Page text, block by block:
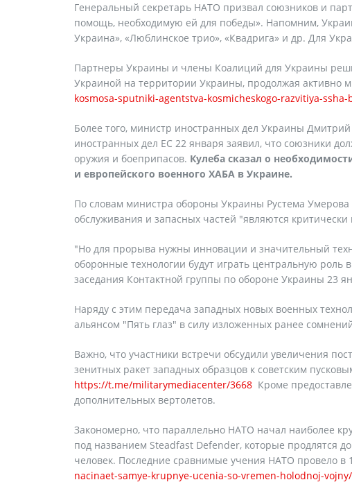
Генеральный секретарь НАТО призвал союзников и
помощь, необходимую ей для победы». Напомним,
Украина», «Люблинское трио», «Квадрига» и др. Для
Партнеры Украины и члены Коалиций для Украины
Украиной на территории Украины, продолжая активно
kosmosa-sputniki-agentstva-kosmicheskogo-razvitiya-
Более того, министр иностранных дел Украины
иностранных дел ЕС 22 января заявил, что союзники
оружия и боеприпасов. Кулеба сказал о
и европейского военного ХАБА в Украине.
По словам министра обороны Украины Рустема
обслуживания и запасных частей "являются
"Но для прорыва нужны инновации и значительный
оборонные технологии будут играть центральную роль
заседания Контактной группы по обороне Украины 23
Наряду с этим передача западных новых военных
альянсом "Пять глаз" в силу изложенных ранее
Важно, что участники встречи обсудили увеличения
зенитных ракет западных образцов к советским
https://t.me/militarymediacenter/3668 Кроме
дополнительных вертолетов.
Закономерно, что параллельно НАТО начал наиболее
под названием Steadfast Defender, которые продлятся
человек. Последние сравнимые учения НАТО провело в
nacinaet-samye-krupnye-ucenia-so-vremen-holodnoj-